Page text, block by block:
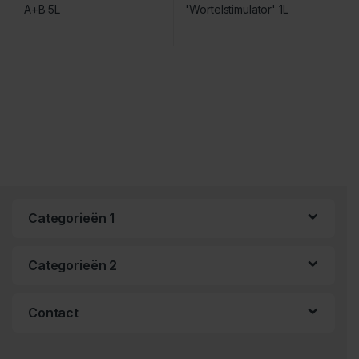
Categorieën 1
Categorieën 2
Contact